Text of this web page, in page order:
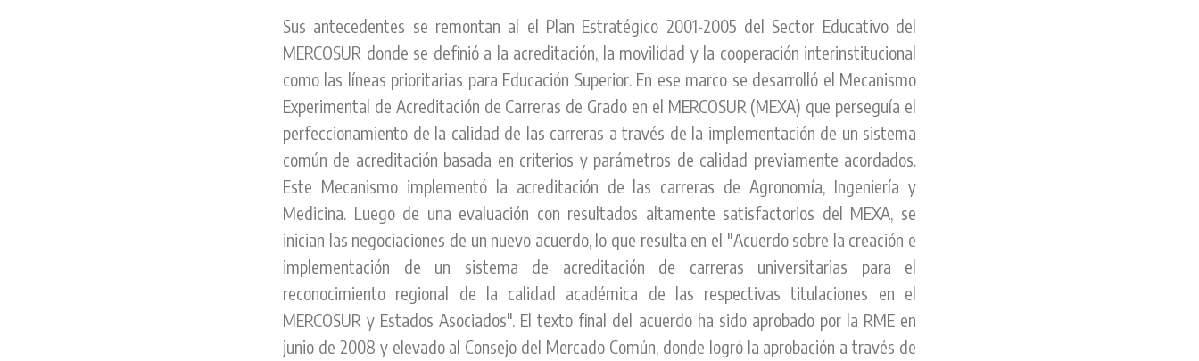
Sus antecedentes se remontan al el Plan Estratégico 2001-2005 del Sector Educativo del
MERCOSUR donde se definió a la acreditación, la movilidad y la cooperación interinstitucional
como las líneas prioritarias para Educación Superior. En ese marco se desarrolló el Mecanismo
Experimental de Acreditación de Carreras de Grado en el MERCOSUR (MEXA) que perseguía el
perfeccionamiento de la calidad de las carreras a través de la implementación de un sistema
común de acreditación basada en criterios y parámetros de calidad previamente acordados.
Este Mecanismo implementó la acreditación de las carreras de Agronomía, Ingeniería y
Medicina. Luego de una evaluación con resultados altamente satisfactorios del MEXA, se
inician las negociaciones de un nuevo acuerdo, lo que resulta en el "Acuerdo sobre la creación e
implementación de un sistema de acreditación de carreras universitarias para el
reconocimiento regional de la calidad académica de las respectivas titulaciones en el
MERCOSUR y Estados Asociados". El texto final del acuerdo ha sido aprobado por la RME en
junio de 2008 y elevado al Consejo del Mercado Común, donde logró la aprobación a través de